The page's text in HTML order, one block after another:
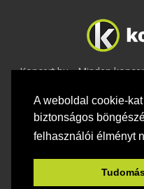
A weboldal cookie-
biztonságos
felhasználói élményt
Koncert.hu - Minden
2020
feltételek-